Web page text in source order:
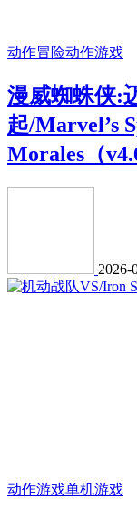
动作冒险动作游戏
漫威蜘蛛侠:
起/Marvel’s
Morales（
2026-
动作游戏单机游戏